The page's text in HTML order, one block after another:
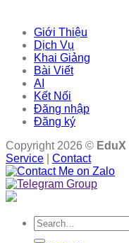
Giới Thiệu
Dịch Vụ
Khai Giảng
Bài Viết
AI
Kết Nối
Đăng nhập
Đăng ký
Copyright 2026 © EduX
Service
Contact
Search
for: